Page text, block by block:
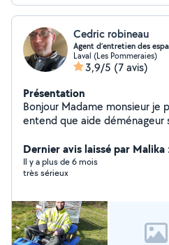
Cedric robineau
Agent d’entretien des
Laval (Les Pommeraies)
3,9/5 (7 avis)
Présentation
Bonjour Madame monsieur je
entend que aide déménageur
demeco
Dernier avis laissé par
Il y a plus de 6 mois
très sérieux